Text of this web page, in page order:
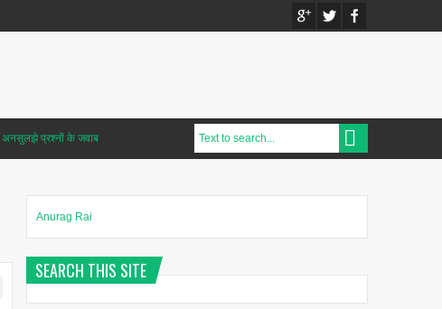
अनसुलझे प्रश्नों के जवाब
Anurag Rai
SEARCH THIS SITE